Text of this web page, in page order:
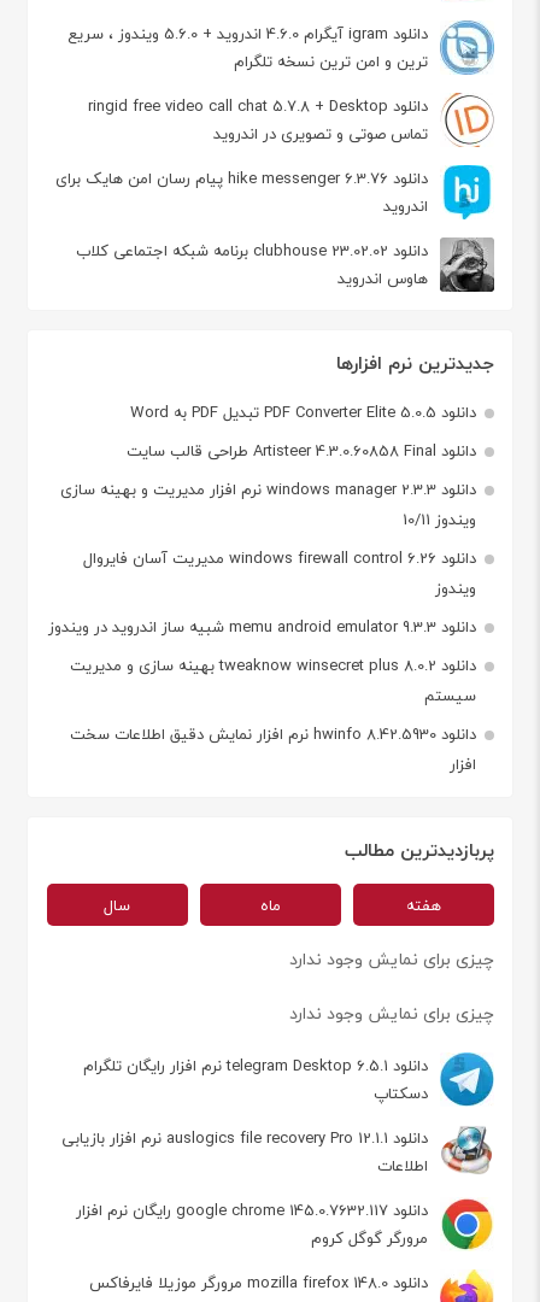
دانلود igram آیگرام 4.6.0 اندروید + 5.6.0 ویندوز ، سریع
ترین و امن ترین نسخه تلگرام
دانلود ringid free video call chat 5.7.8 + Desktop
تماس صوتی و تصویری در اندروید
دانلود hike messenger 6.3.76 پیام‌ رسان‌ امن هایک برای
اندروید
دانلود clubhouse 23.02.02 برنامه شبکه اجتماعی کلاب
هاوس اندروید
جدیدترین نرم افزارها
دانلود PDF Converter Elite 5.0.5 تبدیل PDF به Word
دانلود Artisteer 4.3.0.60858 Final طراحی قالب سایت
دانلود windows manager 2.3.3 نرم افزار مدیریت و بهینه سازی
ویندوز 10/11
دانلود windows firewall control 6.26 مدیریت آسان فایروال
ویندوز
دانلود memu android emulator 9.3.3 شبیه ساز اندروید در ویندوز
دانلود tweaknow winsecret plus 8.0.2 بهینه سازی و مدیریت
سیستم
دانلود hwinfo 8.42.5930 نرم افزار نمایش دقیق اطلاعات سخت
افزار
پربازدیدترین مطالب
هفته ماه سال
چیزی برای نمایش وجود ندارد
چیزی برای نمایش وجود ندارد
دانلود telegram Desktop 6.5.1 نرم افزار رایگان تلگرام
دسکتاپ
دانلود auslogics file recovery Pro 12.1.1 نرم افزار بازیابی
اطلاعات
دانلود google chrome 145.0.7632.117 رایگان نرم افزار
مرورگر گوگل کروم
دانلود mozilla firefox 148.0 مرورگر موزیلا فایرفاکس